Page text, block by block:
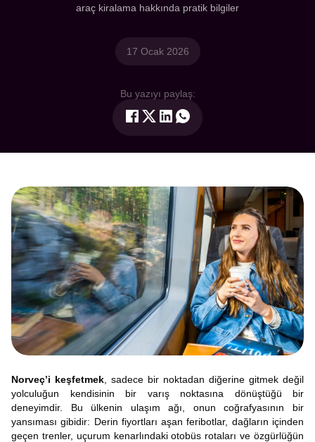
araç kiralama hakkında pratik bilgiler
17 Ocak 2026
Bu yazıyı paylaş:
Norveç’i keşfetmek , sadece bir noktadan diğerine gitmek değil
yolculuğun kendisinin bir varış noktasına dönüştüğü bir
deneyimdir. Bu ülkenin ulaşım ağı, onun coğrafyasının bir
yansıması gibidir: Derin fiyortları aşan feribotlar, dağların içinden
geçen trenler, uçurum kenarlındaki otobüs rotaları ve özgürlüğün